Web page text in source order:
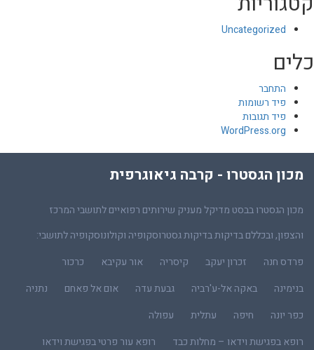
Uncategorized
כלים
התחבר
פיד רשומות
פיד תגובות
WordPress.org
מכון הגסטרו - קרבה גיאוגרפית
מכון הגסטרו בבסט מדיקל מעניק שירותים רפואיים לתושבי המרכז
והצפון, ובכללם בדיקות בדיקות גסטרוסקופיה וקולונוסקופיה לתושבי:
פרדס חנה
זכרון יעקב קיסריה אור עקיבא
כרכור
בנימינה
באקה אל-ע'רביה גבעת עדה אום אל פאחם
נתניה
כפר יונה
חיפה עתלית
עפולה
רופא בפגישת וידאו – מחלות כבד
רופא עור פרטי בפגישת וידאו